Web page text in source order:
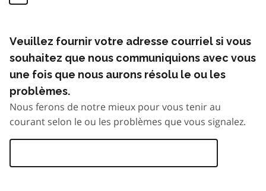
Veuillez fournir votre adresse courriel si vous
souhaitez que nous communiquions avec vous
une fois que nous aurons résolu le ou les
problèmes.
Nous ferons de notre mieux pour vous tenir au
courant selon le ou les problèmes que vous signalez.